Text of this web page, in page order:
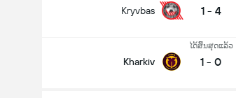
Kryvbas 1 - 4
Kharkiv
ໄດ້ສິ້ນສຸດແລ້ວ
1 - 0